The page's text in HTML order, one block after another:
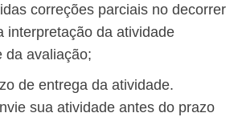
correções parciais no decorrer
interpretação da atividade
da avaliação;
de entrega da atividade.
sua atividade antes do prazo